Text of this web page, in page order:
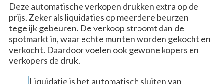
Deze automatische verkopen drukken extra op de
prijs. Zeker als liquidaties op meerdere beurzen
tegelijk gebeuren. De verkoop stroomt dan de
spotmarkt in, waar echte munten worden gekocht en
verkocht. Daardoor voelen ook gewone kopers en
verkopers de druk.
Liquidatie is het automatisch sluiten van